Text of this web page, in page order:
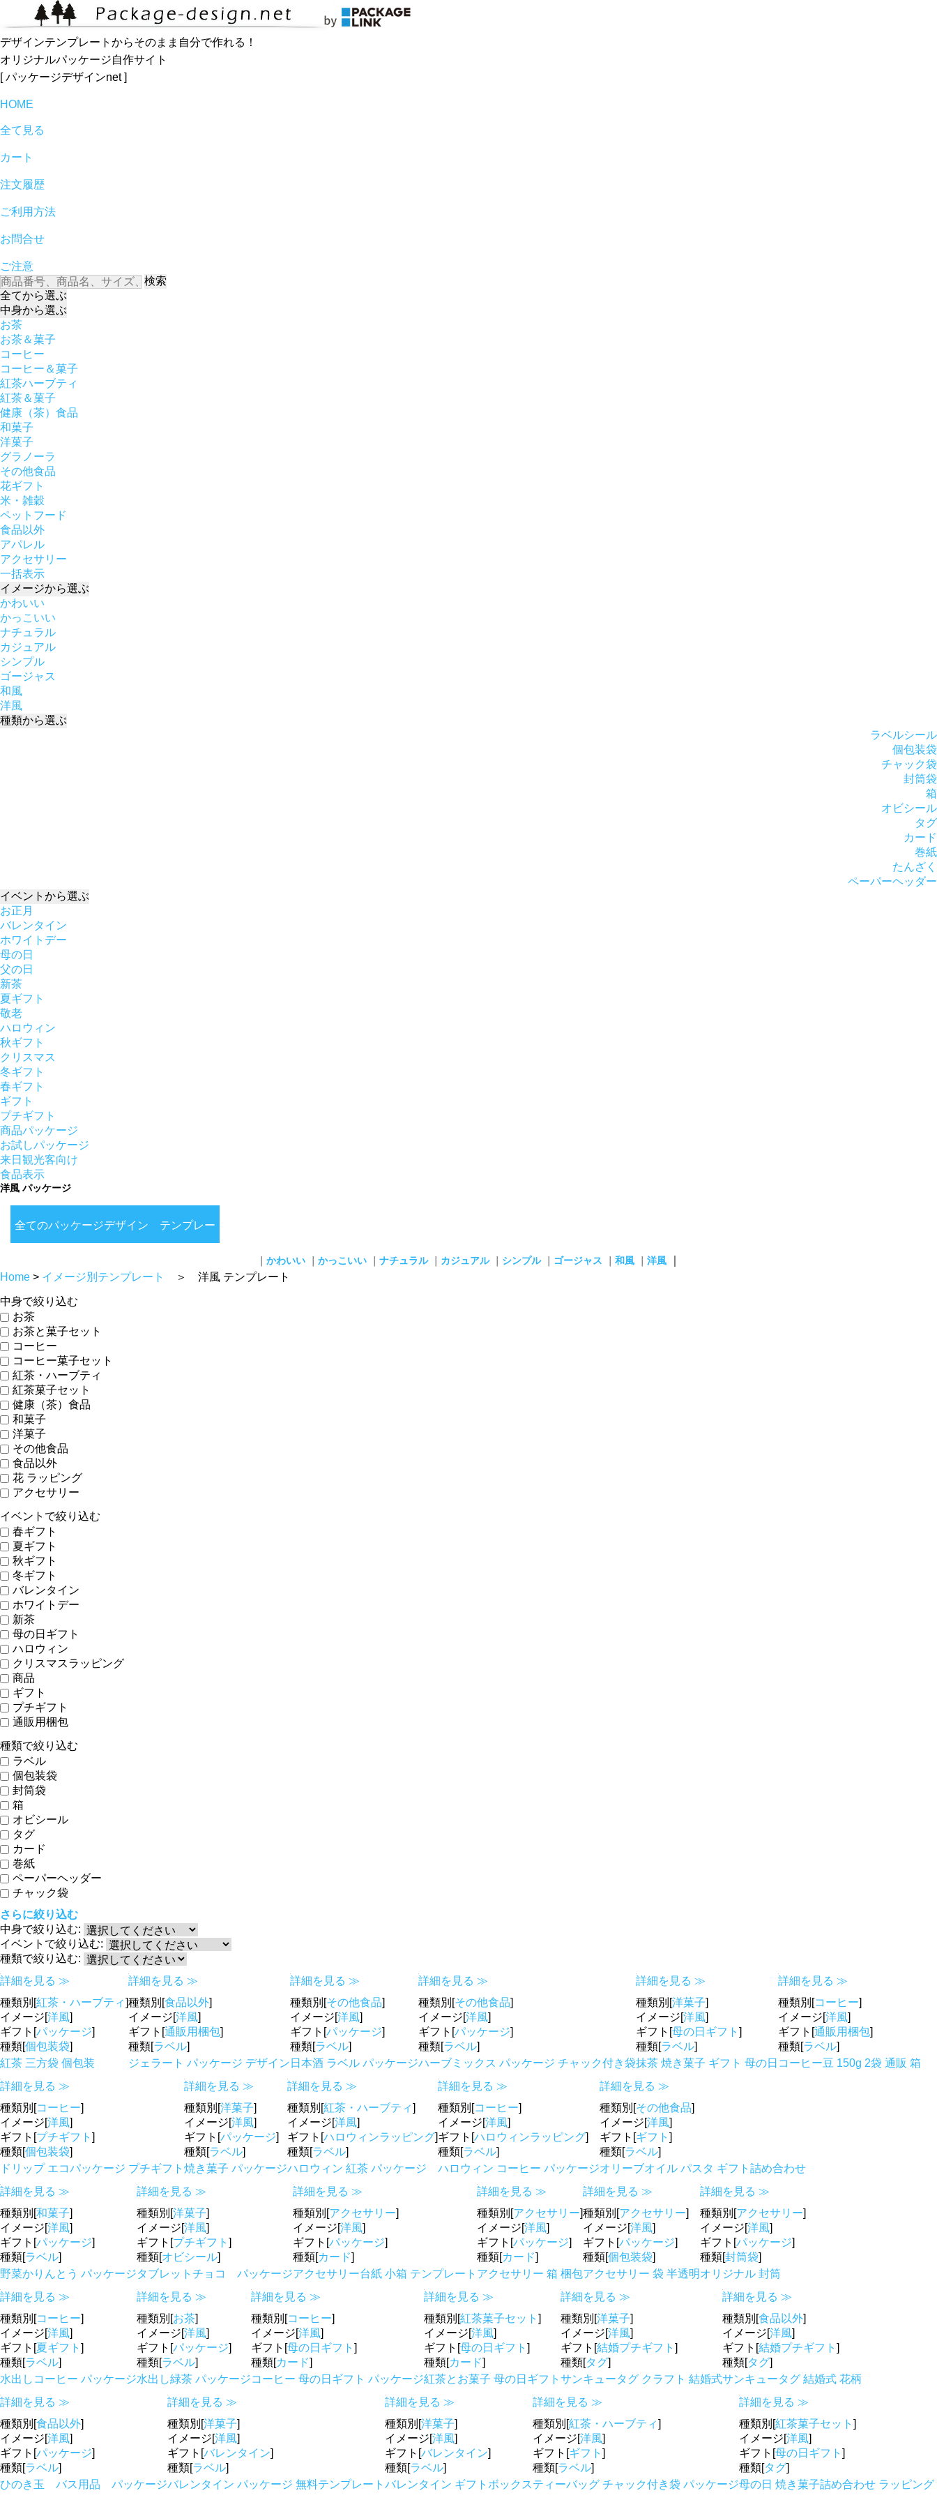
デザインテンプレートからそのまま自分で作れる！
オリジナルパッケージ自作サイト
[ パッケージデザインnet ]
HOME
全て見る
カート
注文履歴
ご利用方法
お問合せ
ご注意
検索
全てから選ぶ
中身から選ぶ
お茶
お茶＆菓子
コーヒー
コーヒー＆菓子
紅茶ハーブティ
紅茶＆菓子
健康（茶）食品
和菓子
洋菓子
グラノーラ
その他食品
花ギフト
米・雑穀
ペットフード
食品以外
アパレル
アクセサリー
一括表示
イメージから選ぶ
かわいい
かっこいい
ナチュラル
カジュアル
シンプル
ゴージャス
和風
洋風
種類から選ぶ
ラベルシール
個包装袋
チャック袋
封筒袋
箱
オビシール
タグ
カード
巻紙
たんざく
ペーパーヘッダー
イベント から選ぶ
お正月
バレンタイン
ホワイトデー
母の日
父の日
新茶
夏ギフト
敬老
ハロウィン
秋ギフト
クリスマス
冬ギフト
春ギフト
ギフト
プチギフト
商品パッケージ
お試しパッケージ
来日観光客向け
食品表示
洋風 パッケージ
全てのパッケージデザイン テンプレー
かわいい かっこいい ナチュラル カジュアル シンプル ゴージャス 和風 洋風
Home > イメージ別テンプレート ＞ 洋風 テンプレート
中身で絞り込む
お茶
お茶と菓子セット
コーヒー
コーヒー菓子セット
紅茶・ハーブティ
紅茶菓子セット
健康（茶）食品
和菓子
洋菓子
その他食品
食品以外
花 ラッピング
アクセサリー
イベントで絞り込む
春ギフト
夏ギフト
秋ギフト
冬ギフト
バレンタイン
ホワイトデー
新茶
母の日ギフト
ハロウィン
クリスマスラッピング
商品
ギフト
プチギフト
通販用梱包
種類で絞り込む
ラベル
個包装袋
封筒袋
箱
オビシール
タグ
カード
巻紙
ペーパーヘッダー
チャック袋
さらに絞り込む
中身で絞り込む:
イベントで絞り込む:
種類で絞り込む:
詳細を見る ≫
種類別[紅茶・ハーブティ]
イメージ[洋風]
ギフト[パッケージ]
種類[個包装袋]
紅茶 三方袋 個包装
詳細を見る ≫
種類別[食品以外]
イメージ[洋風]
ギフト[通販用梱包]
種類[ラベル]
ジェラート パッケージ デザイン
詳細を見る ≫
種類別[その他食品]
イメージ[洋風]
ギフト[パッケージ]
種類[ラベル]
日本酒 ラベル パッケージ
詳細を見る ≫
種類別[その他食品]
イメージ[洋風]
ギフト[パッケージ]
種類[ラベル]
ハーブミックス パッケージ チャック付き袋
詳細を見る ≫
種類別[洋菓子]
イメージ[洋風]
ギフト[母の日ギフト ]
種類[ラベル]
抹茶 焼き菓子 ギフト 母の日
詳細を見る ≫
種類別[コーヒー]
イメージ[洋風]
ギフト[通販用梱包]
種類[ラベル]
コーヒー豆 150g 2袋 通販 箱
詳細を見る ≫
種類別[コーヒー]
イメージ[洋風]
ギフト[プチギフト ]
種類[個包装袋]
ドリップ エコパッケージ プチギフト
詳細を見る ≫
種類別[洋菓子]
イメージ[洋風]
ギフト[パッケージ]
種類[ラベル]
焼き菓子 パッケージ
詳細を見る ≫
種類別[紅茶・ハーブティ]
イメージ[洋風]
ギフト[ハロウィンラッピング]
種類[ラベル]
ハロウィン 紅茶 パッケージ
詳細を見る ≫
種類別[コーヒー]
イメージ[洋風]
ギフト[ハロウィンラッピング]
種類[ラベル]
ハロウィン コーヒー パッケージ
詳細を見る ≫
種類別[その他食品]
イメージ[洋風]
ギフト[ギフト ]
種類[ラベル]
オリーブオイル パスタ ギフト詰め合わせ
詳細を見る ≫
種類別[和菓子]
イメージ[洋風]
ギフト[パッケージ]
種類[ラベル]
野菜かりんとう パッケージ
詳細を見る ≫
種類別[洋菓子]
イメージ[洋風]
ギフト[プチギフト ]
種類[オビシール]
タブレットチョコ パッケージ
詳細を見る ≫
種類別[アクセサリー]
イメージ[洋風]
ギフト[パッケージ]
種類[カード]
アクセサリー台紙 小箱 テンプレート
詳細を見る ≫
種類別[アクセサリー]
イメージ[洋風]
ギフト[パッケージ]
種類[カード]
アクセサリー 箱 梱包
詳細を見る ≫
種類別[アクセサリー]
イメージ[洋風]
ギフト[パッケージ]
種類[個包装袋]
アクセサリー 袋 半透明
詳細を見る ≫
種類別[アクセサリー]
イメージ[洋風]
ギフト[パッケージ]
種類[封筒袋]
オリジナル 封筒
詳細を見る ≫
種類別[コーヒー]
イメージ[洋風]
ギフト[夏ギフト ]
種類[ラベル]
水出しコーヒー パッケージ
詳細を見る ≫
種類別[お茶]
イメージ[洋風]
ギフト[パッケージ]
種類[ラベル]
水出し緑茶 パッケージ
詳細を見る ≫
種類別[コーヒー]
イメージ[洋風]
ギフト[母の日ギフト ]
種類[カード]
コーヒー 母の日ギフト パッケージ
詳細を見る ≫
種類別[紅茶菓子セット ]
イメージ[洋風]
ギフト[母の日ギフト ]
種類[カード]
紅茶とお菓子 母の日ギフト
詳細を見る ≫
種類別[洋菓子]
イメージ[洋風]
ギフト[結婚プチギフト ]
種類[タグ]
サンキュータグ クラフト 結婚式
詳細を見る ≫
種類別[食品以外]
イメージ[洋風]
ギフト[結婚プチギフト ]
種類[タグ]
サンキュータグ 結婚式 花柄
詳細を見る ≫
種類別[食品以外]
イメージ[洋風]
ギフト[パッケージ]
種類[ラベル]
ひのき玉 バス用品 パッケージ
詳細を見る ≫
種類別[洋菓子]
イメージ[洋風]
ギフト[バレンタイン]
種類[ラベル]
バレンタイン パッケージ 無料テンプレート
詳細を見る ≫
種類別[洋菓子]
イメージ[洋風]
ギフト[バレンタイン]
種類[ラベル]
バレンタイン ギフトボックス
詳細を見る ≫
種類別[紅茶・ハーブティ]
イメージ[洋風]
ギフト[ギフト ]
種類[ラベル]
ティーバッグ チャック付き袋 パッケージ
詳細を見る ≫
種類別[紅茶菓子セット ]
イメージ[洋風]
ギフト[母の日ギフト ]
種類[タグ]
母の日 焼き菓子詰め合わせ ラッピング